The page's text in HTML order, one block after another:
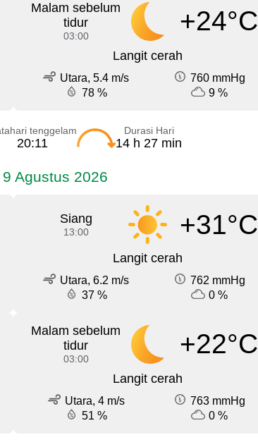
Malam sebelum
tidur
03:00 +24°C
Langit cerah
Utara, 5.4 m/s
760 mmHg
78 %
9 %
tenggelam
20:11
Durasi Hari
14 h 27 min
Agustus 2026
Siang
13:00 +31°C
Langit cerah
Utara, 6.2 m/s
762 mmHg
37 %
0 %
Malam sebelum
tidur
03:00 +22°C
Langit cerah
Utara, 4 m/s
763 mmHg
51 %
0 %